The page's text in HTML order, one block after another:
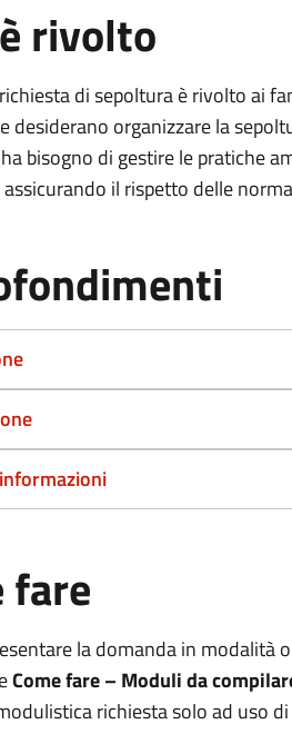
rivolto
di sepoltura è rivolto ai
desiderano organizzare la
bisogno di gestire le pratiche
il rispetto delle
fare
la domanda in modalità
Come fare – Moduli da
richiesta solo ad uso